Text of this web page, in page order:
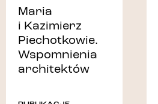
Maria
i Kazimierz
Piechotkowie.
Wspomnienia
architektów